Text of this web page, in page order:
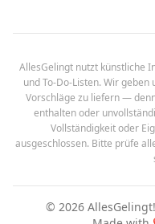
AllesGelingt nutzt künstliche
und To-Do-Listen. Wir
Vorschläge zu liefern —
enthalten oder
Vollständigkeit oder
ausgeschlossen. Bitte prüfe
© 2026